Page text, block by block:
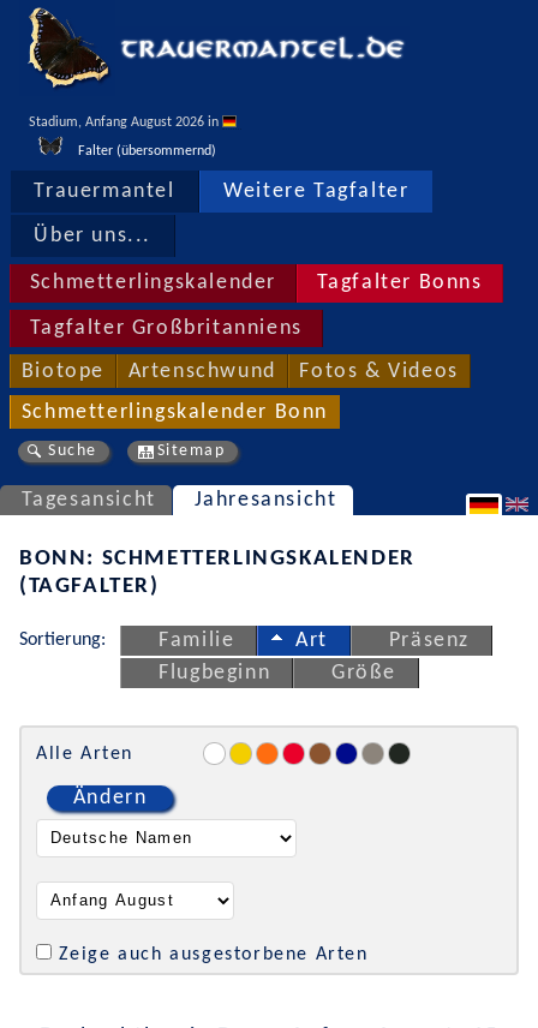
Stadium, Anfang August 2026 in
Falter (übersommernd)
Trauermantel Weitere Tagfalter
Über uns...
Schmetterlingskalender Tagfalter Bonns
Tagfalter Großbritanniens
Biotope Artenschwund Fotos & Videos
Schmetterlingskalender Bonn
Suche Sitemap
Tagesansicht Jahresansicht
BONN: SCHMETTERLINGSKALENDER
(TAGFALTER)
Sortierung: Familie Art
Präsenz
Flugbeginn
Größe
Alle Arten
Ändern
Zeige auch ausgestorbene Arten